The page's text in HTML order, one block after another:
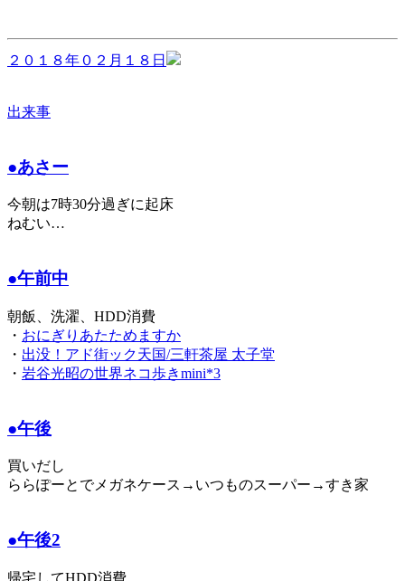
２０１８年０２月１８日
出来事
●あさー
今朝は7時30分過ぎに起床
ねむい…
●午前中
朝飯、洗濯、HDD消費
・ おにぎりあたためますか
・ 出没！アド街ック天国/三軒茶屋 太子堂
・ 岩谷光昭の世界ネコ歩きmini*3
●午後
買いだし
ららぽーとでメガネケース→いつものスーパー→すき家
●午後2
帰宅してHDD消費